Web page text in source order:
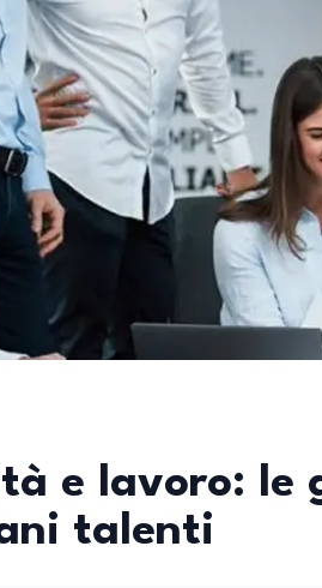
e lavoro: le
talenti